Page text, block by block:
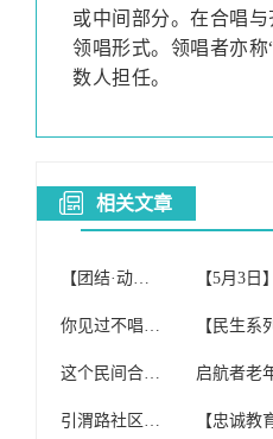
或中间部分。在合唱
领唱形式。 领唱者亦称
数人担任。
相关文章
【团结·动态】团结社区红歌合唱团参加我旗“初心不改穿沙志 先锋引领赶超时”榜样的力量分享会
你见过不唱红歌的合唱团吗
这个民间合唱团 坚持15年唱红歌
引渭路社区合唱团歌唱红歌缅怀主席